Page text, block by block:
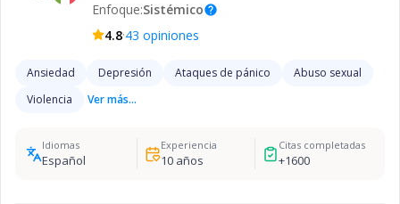
Enfoque:Sistémicohelp
4.8·43 opiniones
Ansiedad Depresión Ataques de pánico
Abuso sexual
Violencia
Ver más...
Idiomas
Español
Experiencia
10años
Citas completadas
+1600